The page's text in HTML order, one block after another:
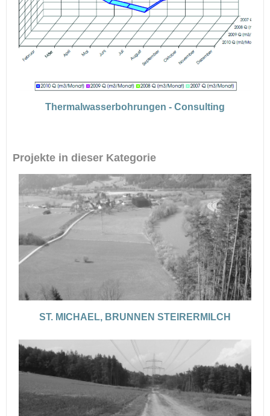
Thermalwasserbohrungen - Consulting
Projekte in dieser Kategorie
ST. MICHAEL, BRUNNEN STEIRERMILCH